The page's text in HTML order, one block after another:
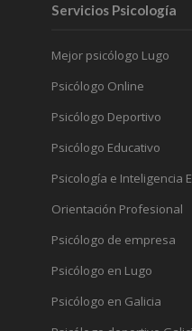
Servicios Psicología
Mejor psicólogo Lugo
Psicólogo Online
Psicólogo Deportivo
Psicólogo Educativo
Psicología e Inteligencia
Orientación Profesional
Psicólogo de empresa
Psicólogo en Lugo
Psicólogo en Galicia